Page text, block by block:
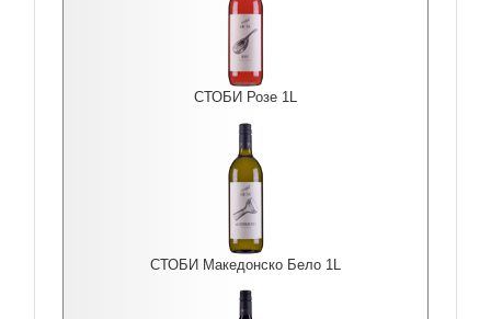
СТОБИ Розе 1L
СТОБИ Македонско Бело 1L